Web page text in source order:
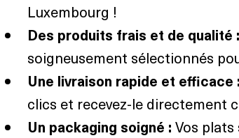
Luxembourg !
Des produits frais et de qualité :
soigneusement sélectionnés
Une livraison rapide et efficace :
clics et recevez-le directement
Un packaging soigné : Vos